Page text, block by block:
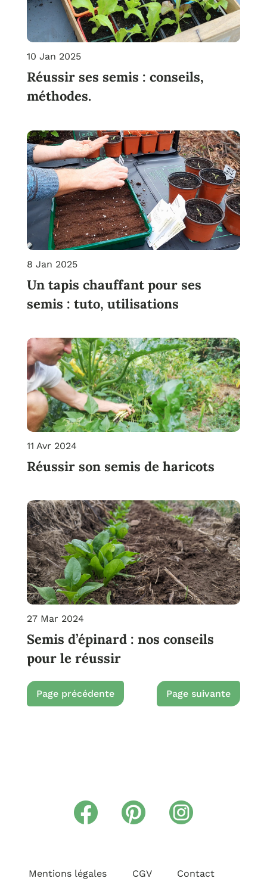
Réussir ses semis : conseils,
méthodes.
10 Jan 2025
Un tapis chauffant pour ses
semis : tuto, utilisations
8 Jan 2025
Réussir son semis de haricots
11 Avr 2024
Semis d’épinard : nos conseils
pour le réussir
27 Mar 2024
Mentions légales CGV Contact